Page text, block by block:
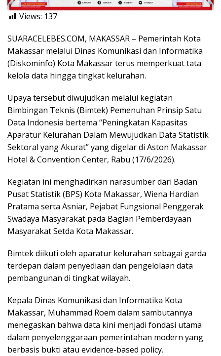
Views: 137
SUARACELEBES.COM, MAKASSAR – Pemerintah Kota
Makassar melalui Dinas Komunikasi dan Informatika
(Diskominfo) Kota Makassar terus memperkuat tata
kelola data hingga tingkat kelurahan.
Upaya tersebut diwujudkan melalui kegiatan
Bimbingan Teknis (Bimtek) Pemenuhan Prinsip Satu
Data Indonesia bertema “Peningkatan Kapasitas
Aparatur Kelurahan Dalam Mewujudkan Data Statistik
Sektoral yang Akurat” yang digelar di Aston Makassar
Hotel & Convention Center, Rabu (17/6/2026).
Kegiatan ini menghadirkan narasumber dari Badan
Pusat Statistik (BPS) Kota Makassar, Wiena Hardian
Pratama serta Asniar, Pejabat Fungsional Penggerak
Swadaya Masyarakat pada Bagian Pemberdayaan
Masyarakat Setda Kota Makassar.
Bimtek diikuti oleh aparatur kelurahan sebagai garda
terdepan dalam penyediaan dan pengelolaan data
pembangunan di tingkat wilayah.
Kepala Dinas Komunikasi dan Informatika Kota
Makassar, Muhammad Roem dalam sambutannya
menegaskan bahwa data kini menjadi fondasi utama
dalam penyelenggaraan pemerintahan modern yang
berbasis bukti atau evidence-based policy.